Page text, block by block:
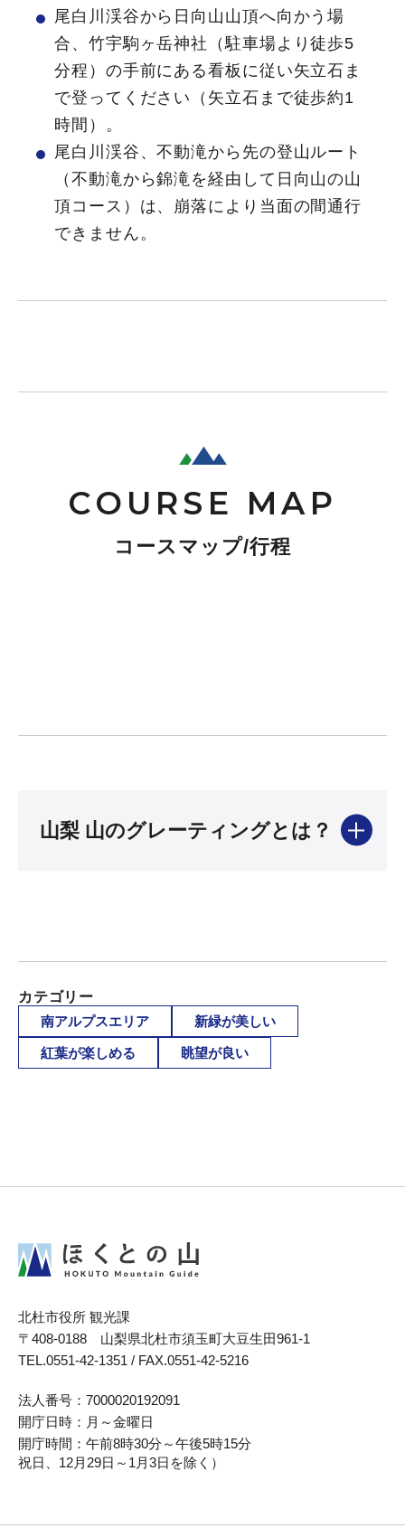
尾白川渓谷から日向山山頂へ向かう場
合、竹宇駒ヶ岳神社（駐車場より徒歩5
分程）の手前にある看板に従い矢立石ま
で登ってください（矢立石まで徒歩約1
時間）。
尾白川渓谷、不動滝から先の登山ルート
（不動滝から錦滝を経由して日向山の山
頂コース）は、崩落により当面の間通行
できません。
COURSE MAP
コースマップ/行程
山梨 山のグレーティングとは？
カテゴリー
南アルプスエリア
新緑が美しい
紅葉が楽しめる 眺望が良い
北杜市役所 観光課
〒408-0188 山梨県北杜市須玉町大豆生田961-1
TEL.0551-42-1351 / FAX.0551-42-5216
法人番号： 7000020192091
開庁日時： 月～金曜日
開庁時間： 午前8時30分～午後5時15分
祝日、12月29日～1月3日を除く）